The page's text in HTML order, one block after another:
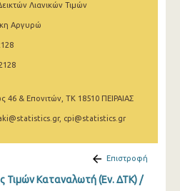
Λιανικών Τιμών
Αργυρώ
46 & Επονιτών, ΤΚ 18510 ΠΕΙΡΑΙΑΣ
cpi@statistics.gr
Επιστροφή
Τιμών Καταναλωτή (Εν. ΔΤΚ) /